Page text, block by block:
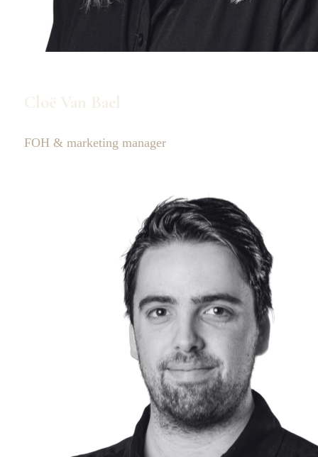
Cloë Van Bael
FOH & marketing manager